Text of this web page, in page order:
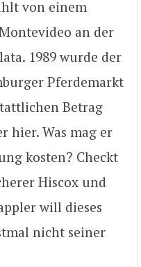
von einem
an der
1989 wurde der
Pferdemarkt
Betrag
hier. Was mag er
kosten? Checkt
Hiscox und
will dieses
nicht seiner